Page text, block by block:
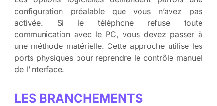
configuration préalable que vous n’avez pas
activée. Si le téléphone refuse toute
communication avec le PC, vous devez passer à
une méthode matérielle. Cette approche utilise les
ports physiques pour reprendre le contrôle manuel
de l’interface.
LES BRANCHEMENTS